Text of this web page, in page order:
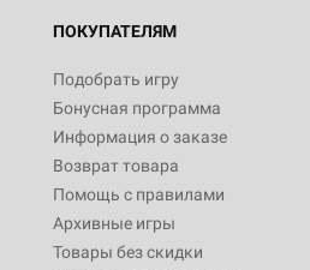
ПОКУПАТЕЛЯМ
Подобрать игру
Бонусная программа
Информация о заказе
Возврат товара
Помощь с правилами
Архивные игры
Товары без скидки